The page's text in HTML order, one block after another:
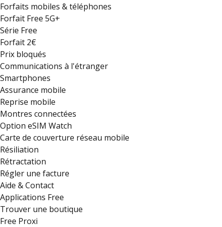
Forfaits mobiles & téléphones
Forfait Free 5G+
Série Free
Forfait 2€
Prix bloqués
Communications à l'étranger
Smartphones
Assurance mobile
Reprise mobile
Montres connectées
Option eSIM Watch
Carte de couverture réseau mobile
Résiliation
Rétractation
Régler une facture
Aide & Contact
Applications Free
Trouver une boutique
Free Proxi